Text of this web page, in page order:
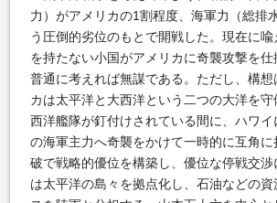
力）がアメリカの1割程度、海軍力（総排
う圧倒的劣位のもとで開戦した。現在に
を持たない小国がアメリカに奇襲攻撃を仕
普通に考えれば無謀である。ただし、構想
カは太平洋と大西洋という二つの大洋を
西洋艦隊が釘付けされている間に、ハワ
の海軍主力へ奇襲をかけて一時的に互角
破で戦略的優位を構築し、優位な停戦交
は太平洋の島々を拠点化し、石油などの資